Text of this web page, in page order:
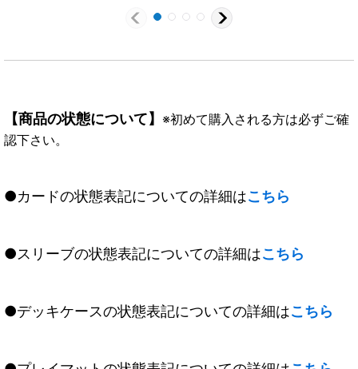
【商品の状態について】 ※初めて購入される方は必ずご確
認下さい。
●カードの状態表記についての詳細はこちら
●スリーブの状態表記についての詳細はこちら
●デッキケースの状態表記についての詳細はこちら